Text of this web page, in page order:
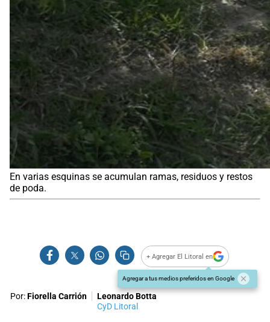
En varias esquinas se acumulan ramas, residuos y restos
de poda.
+ Agregar El Litoral en
Agregar a tus medios preferidos en Google
Por:Fiorella Carrión
Leonardo Botta
CyD Litoral